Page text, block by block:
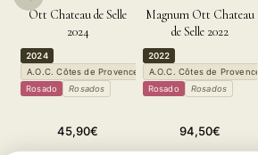
Ott Chateau de Selle
2024
2024
A.O.C. Côtes de Provence
Rosado
Rosados
Precio
habitual
45,90€
Magnum Ott Chateau
de Selle 2022
2022
A.O.C. Côtes de Provence
Rosado
Rosados
Precio
habitual
94,50€